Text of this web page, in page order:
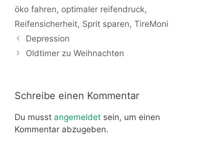
öko fahren, optimaler reifendruck,
Reifensicherheit, Sprit sparen, TireMoni
Depression
Oldtimer zu Weihnachten
Schreibe einen Kommentar
Du musst angemeldet sein, um einen
Kommentar abzugeben.